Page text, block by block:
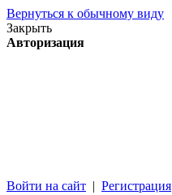
Вернуться к обычному виду
Закрыть
Авторизация
Войти на сайт | Регистрация